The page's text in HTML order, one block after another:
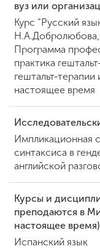
+7 (831) 262-
вуз или
Курс “Русский
Программа
практика
гештальт-терапии
настоящее время
Импликационная
синтаксиса в
английской
Курсы и
преподаются в
настоящее
Испанский язык